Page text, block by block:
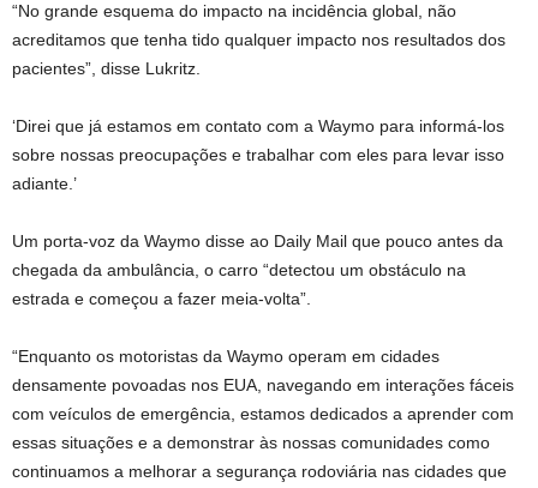
“No grande esquema do impacto na incidência global, não
acreditamos que tenha tido qualquer impacto nos resultados dos
pacientes”, disse Lukritz.
‘Direi que já estamos em contato com a Waymo para informá-los
sobre nossas preocupações e trabalhar com eles para levar isso
adiante.’
Um porta-voz da Waymo disse ao Daily Mail que pouco antes da
chegada da ambulância, o carro “detectou um obstáculo na
estrada e começou a fazer meia-volta”.
“Enquanto os motoristas da Waymo operam em cidades
densamente povoadas nos EUA, navegando em interações fáceis
com veículos de emergência, estamos dedicados a aprender com
essas situações e a demonstrar às nossas comunidades como
continuamos a melhorar a segurança rodoviária nas cidades que